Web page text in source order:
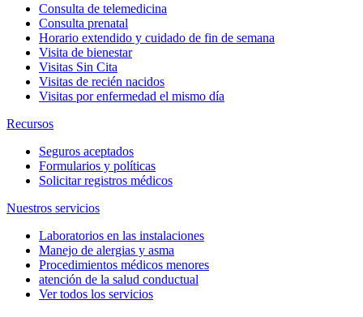
Consulta de telemedicina
Consulta prenatal
Horario extendido y cuidado de fin de semana
Visita de bienestar
Visitas Sin Cita
Visitas de recién nacidos
Visitas por enfermedad el mismo día
Recursos
Seguros aceptados
Formularios y políticas
Solicitar registros médicos
Nuestros servicios
Laboratorios en las instalaciones
Manejo de alergias y asma
Procedimientos médicos menores
atención de la salud conductual
Ver todos los servicios